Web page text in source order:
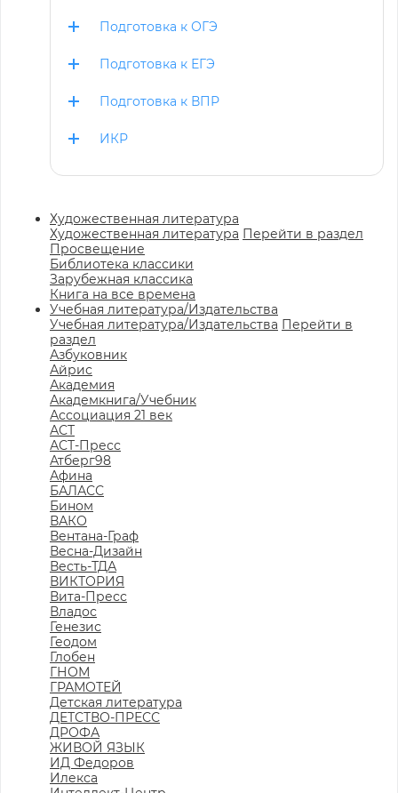
Подготовка к ОГЭ
Подготовка к ЕГЭ
Подготовка к ВПР
ИКР
Художественная литература
Художественная литература Перейти в раздел
Просвещение
Библиотека классики
Зарубежная классика
Книга на все времена
Учебная литература/Издательства
Учебная литература/Издательства Перейти в
раздел
Азбуковник
Айрис
Академия
Академкнига/Учебник
Ассоциация 21 век
АСТ
АСТ-Пресс
Атберг98
Афина
БАЛАСС
Бином
ВАКО
Вентана-Граф
Весна-Дизайн
Весть-ТДА
ВИКТОРИЯ
Вита-Пресс
Владос
Генезис
Геодом
Глобен
ГНОМ
ГРАМОТЕЙ
Детская литература
ДЕТСТВО-ПРЕСС
ДРОФА
ЖИВОЙ ЯЗЫК
ИД Федоров
Илекса